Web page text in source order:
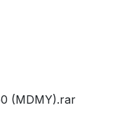
(MDMY).rar